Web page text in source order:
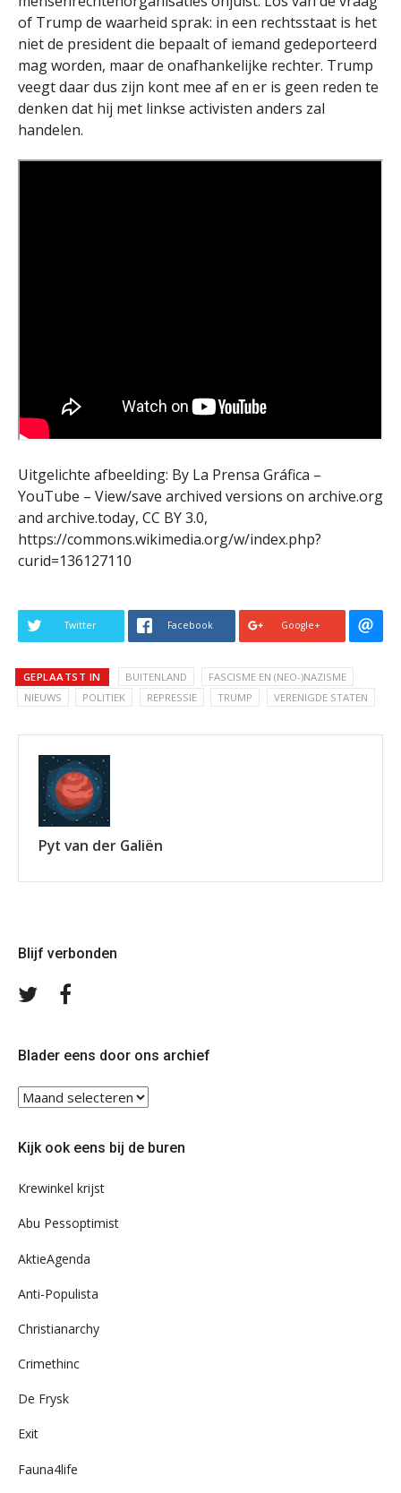
of Trump de waarheid sprak: in een rechtsstaat is het
niet de president die bepaalt of iemand gedeporteerd
mag worden, maar de onafhankelijke rechter. Trump
veegt daar dus zijn kont mee af en er is geen reden te
denken dat hij met linkse activisten anders zal
handelen.
Uitgelichte afbeelding: By La Prensa Gráfica –
YouTube – View/save archived versions on archive.org
and archive.today, CC BY 3.0,
https://commons.wikimedia.org/w/index.php?
curid=136127110
Twitter Facebook Google+
GEPLAATST IN BUITENLAND
FASCISME EN (NEO-)NAZISME
NIEUWS
POLITIEK REPRESSIE TRUMP VERENIGDE STATEN
Pyt van der Galiën
Blijf verbonden
Volg
Blader eens door ons archief
Blader
ons
Kijk ook eens bij de buren
Krewinkel krijst
Abu Pessoptimist
AktieAgenda
Anti-Populista
Christianarchy
Crimethinc
De Frysk
Exit
Fauna4life